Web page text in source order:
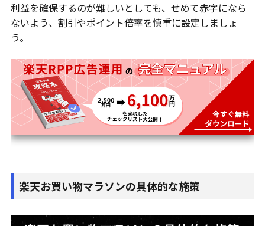
利益を確保するのが難しいとしても、せめて赤字になら
ないよう、割引やポイント倍率を慎重に設定しましょ
う。
楽天お買い物マラソンの具体的な施策